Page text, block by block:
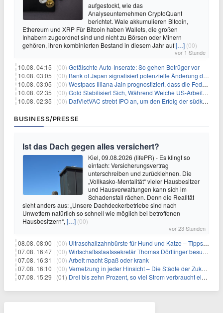
aufgestockt, wie das
Analyseunternehmen CryptoQuant
berichtet. Wale akkumulieren Bitcoin,
Ethereum und XRP Für Bitcoin haben Wallets, die großen
Inhabern zugeordnet sind und nicht zu Börsen oder Minern
gehören, ihren kombinierten Bestand in diesem Jahr auf[…] (00)
vor 1 Stunde
10.08. 04:15 | (00) Gefälschte Auto-Inserate: So gehen Betrüger vor
10.08. 03:05 | (00) Bank of Japan signalisiert potenzielle Änderung der Zinspolitik angesichts von Inflationsbedenken
10.08. 03:05 | (00) Westpacs Illiana Jain prognostiziert, dass die Fed die Zinssätze nach dem Arbeitsmarktbericht stabil halten wird
10.08. 02:35 | (00) Gold Stabilisiert Sich, Während Weiche US-Arbeitsmarktdaten Zinsängste Lindern
10.08. 02:35 | (00) DatVietVAC strebt IPO an, um den Erfolg der südkoreanischen Unterhaltungsindustrie nachzuahmen
BUSINESS/PRESSE
Ist das Dach gegen alles versichert?
Kiel, 09.08.2026 (lifePR) - Es klingt so
einfach: Versicherungsvertrag
unterschreiben und zurücklehnen. Die
„Vollkasko-Mentalität“ vieler Hausbesitzer
und Hausverwaltungen kann sich im
Schadensfall rächen. Denn die Realität
sieht anders aus: „Unsere Dachdeckerbetriebe sind nach
Unwettern natürlich so schnell wie möglich bei betroffenen
Hausbesitzern“,[…] (00)
vor 23 Stunden
08.08. 08:00 | (00) Ultraschallzahnbürste für Hund und Katze – Tipps zur erfolgreichen Eingewöhnung
07.08. 16:47 | (00) Wirtschaftsstaatssekretär Thomas Dörflinger besucht Handwerksbetrieb im Kammerbezirk Freiburg
07.08. 16:31 | (00) Arbeit macht Spaß oder krank
07.08. 16:10 | (00) Vernetzung in jeder Hinsicht – Die Städte der Zukunft sind grün-blau
07.08. 15:29 | (01) Drei bis zehn Prozent, so viel Strom verbraucht ein Aufzug im Gebäude